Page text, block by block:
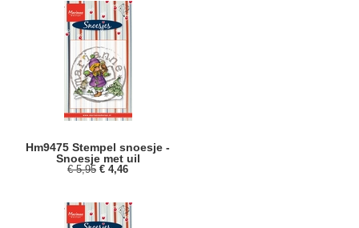
Hm9475 Stempel snoesje -
Snoesje met uil
€ 5,95 € 4,46